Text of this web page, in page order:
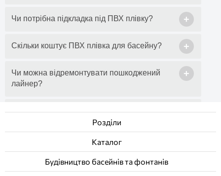
+
Чи потрібна підкладка під ПВХ плівку?
+
Скільки коштує ПВХ плівка для басейну?
+
Чи можна відремонтувати пошкоджений
лайнер?
+
Скільки часу займе монтаж лайнера?
За якої температури можна укладати ПВХ
Розділи
Каталог
Будівництво басейнів та фонтанів